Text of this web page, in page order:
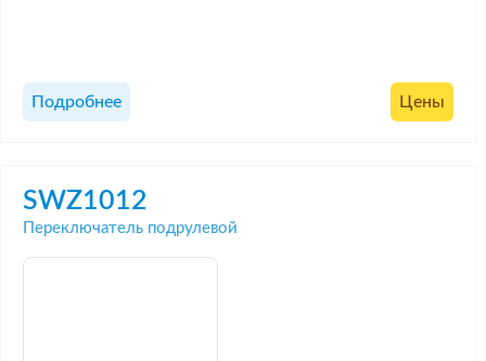
Подробнее Цены
SWZ1012
Переключатель подрулевой